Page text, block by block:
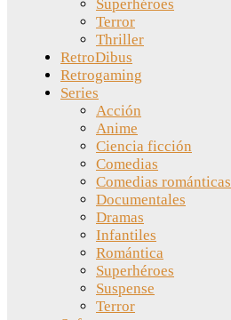
Superhéroes
Terror
Thriller
RetroDibus
Retrogaming
Series
Acción
Anime
Ciencia ficción
Comedias
Comedias románticas
Documentales
Dramas
Infantiles
Romántica
Superhéroes
Suspense
Terror